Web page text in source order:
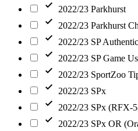
2022/23 Parkhurst
2022/23 Parkhurst
2022/23 SP Authentic
2022/23 SP Game
2022/23 SportZoo
2022/23 SPx
2022/23 SPx (RFX-
2022/23 SPx OR